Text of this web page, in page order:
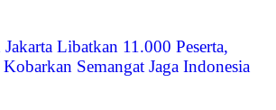
Libatkan 11.000 Peserta,
Semangat Jaga Indonesia